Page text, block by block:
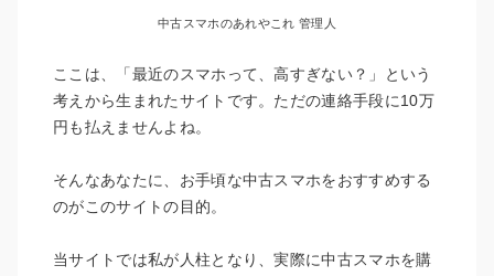
中古スマホのあれやこれ 管理人
ここは、「最近のスマホって、高すぎない？」という
考えから生まれたサイトです。ただの連絡手段に10万
円も払えませんよね。
そんなあなたに、お手頃な中古スマホをおすすめする
のがこのサイトの目的。
当サイトでは私が人柱となり、実際に中古スマホを購